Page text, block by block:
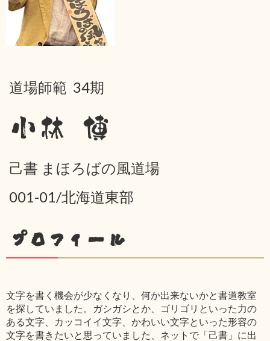
道場師範 34期
小林 博
己書 まほろばの風道場
001-01/北海道東部
プロフィール
文字を書く機会が少なくなり、何か出来ないかと書道教室
を探していました。ガシガシとか、ゴリゴリといった力の
ある文字、カッコイイ文字、かわいい文字といった形容の
文字を書きたいと思っていました、ネットで「己書」に出